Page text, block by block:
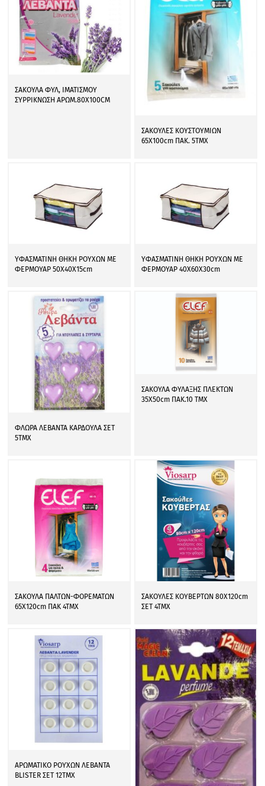
ΣΑΚΟΥΛΑ ΦΥΛ, ΙΜΑΤΙΣΜΟΥ
ΣΥΡΡΙΚΝΩΣΗ ΑΡΩΜ.80Χ100CM
ΣΑΚΟΥΛΕΣ ΚΟΥΣΤΟΥΜΙΩΝ
65X100cm ΠΑΚ. 5ΤΜΧ
ΥΦΑΣΜΑΤΙΝΗ ΘΗΚΗ ΡΟΥΧΩΝ ΜΕ
ΦΕΡΜΟΥΑΡ 50Χ40Χ15cm
ΥΦΑΣΜΑΤΙΝΗ ΘΗΚΗ ΡΟΥΧΩΝ ΜΕ
ΦΕΡΜΟΥΑΡ 40Χ60Χ30cm
ΦΛΩΡΑ ΛΕΒΑΝΤΑ ΚΑΡΔΟΥΛΑ ΣΕΤ
5ΤΜΧ
ΣΑΚΟΥΛΑ ΦΥΛΑΞΗΣ ΠΛΕΚΤΩΝ
35Χ50cm ΠΑΚ.10 ΤΜΧ
ΣΑΚΟΥΛΑ ΠΑΛΤΩΝ-ΦΟΡΕΜΑΤΩΝ
65Χ120cm ΠΑΚ 4ΤΜΧ
ΣΑΚΟΥΛΕΣ ΚΟΥΒΕΡΤΩΝ 80Χ120cm
ΣΕΤ 4ΤΜΧ
ΑΡΩΜΑΤΙΚΟ ΡΟΥΧΩΝ ΛΕΒΑΝΤΑ
BLISTER ΣΕΤ 12ΤΜΧ